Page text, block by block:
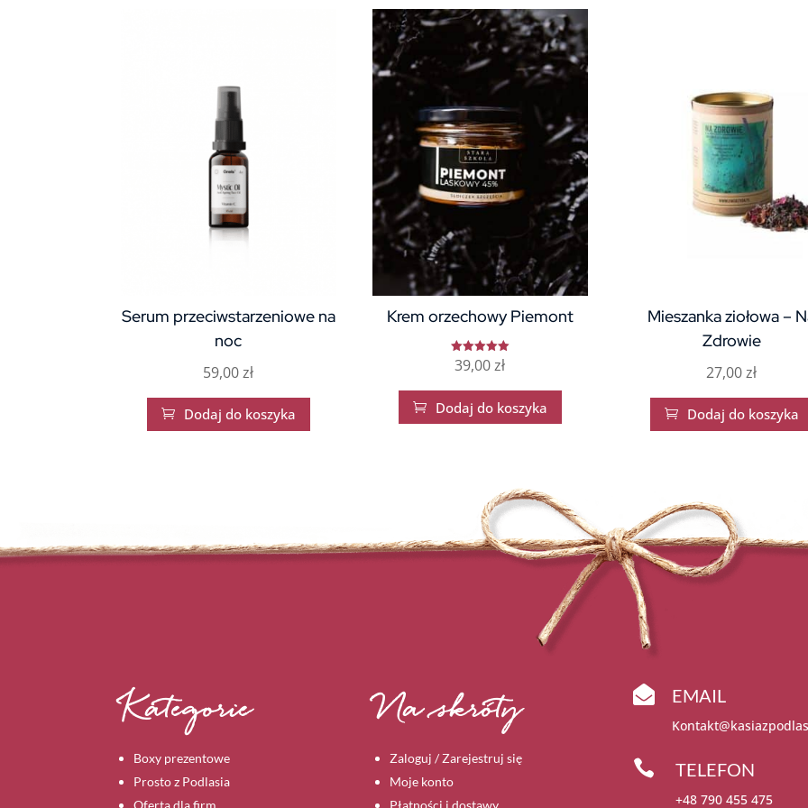
Serum przeciwstarzeniowe na
noc
59,00zł
 Dodaj do koszyka
Krem orzechowy Piemont
Oceniono
5.00
39,00zł
 Dodaj do koszyka
Mieszanka ziołowa –
Zdrowie
27,00zł
 Dodaj do koszyka
Kategorie
Boxy prezentowe
Prosto z Podlasia
Oferta dla firm
Na skróty
Zaloguj / Zarejestruj się
Moje konto
Płatności i dostawy
 EMAIL
 TELEFON
+48 790 455 475